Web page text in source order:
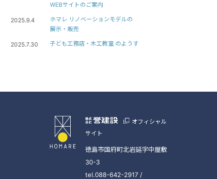
WEBサイトのご案内
2025.9.4
ホマレ リノベーションモデルの
展示・販売
2025.7.30 子ども工務店・木工教室 のようす
オフィシャル
サイト
徳島市国府町北岩延字中屋敷
30-3
tel.088-642-2917 /